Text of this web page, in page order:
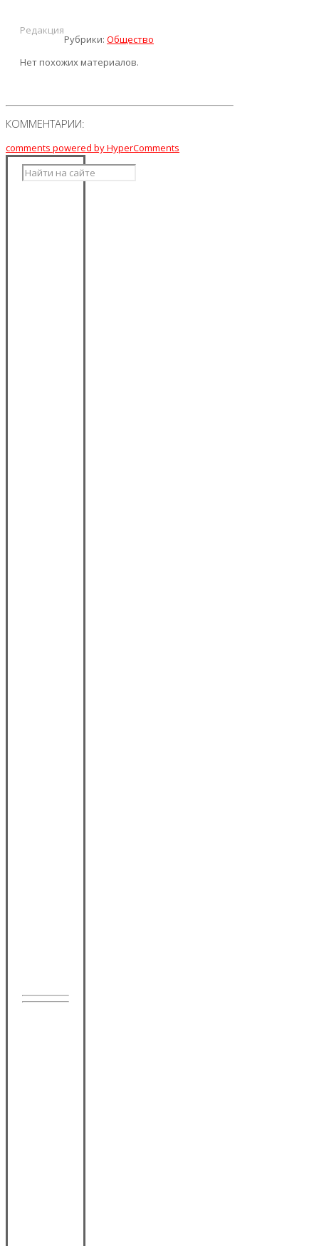
Редакция
Рубрики: Общество
Нет похожих материалов.
КОММЕНТАРИИ:
comments powered by HyperComments